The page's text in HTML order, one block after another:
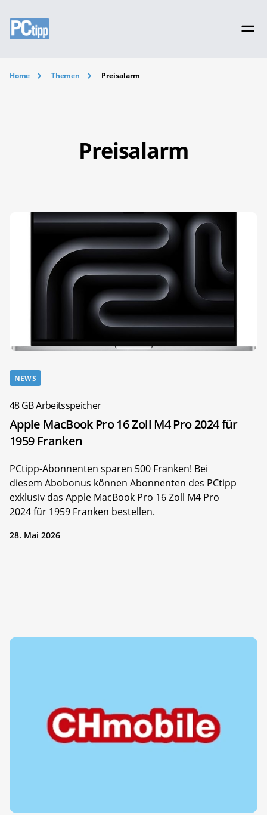
Home Themen Preisalarm
Preisalarm
NEWS
48 GB Arbeitsspeicher
Apple MacBook Pro 16 Zoll M4 Pro 2024 für
1959 Franken
PCtipp-Abonnenten sparen 500 Franken! Bei
diesem Abobonus können Abonnenten des PCtipp
exklusiv das Apple MacBook Pro 16 Zoll M4 Pro
2024 für 1959 Franken bestellen.
28. Mai 2026